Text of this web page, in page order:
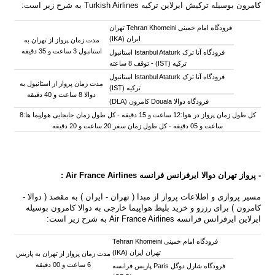
کامرون بوسیله ترکیش ایرلاین ترکیه Turkish Airlines به شرح زیر است:
فرودگاه امام خمینی Tehran Khomeini تهران
ایران (IKA)
مدت زمان پرواز از تهران به
استانبول 3 ساعت و 35 دقیقه
فرودگاه آتا ترک Istanbul Ataturk استانبول
ترکیه (IST) -
توقف 8 ساعته
فرودگاه آتا ترک Istanbul Ataturk استانبول
ترکیه (IST)
مدت زمان پرواز از استانبول به
دوالا 8 ساعت و 40 دقیقه
فرودگاه دوالا Douala کامرون (DLA)
کل طولزمان پرواز در هوا:12 ساعت و 15 دقیقه - کل طول
زمان جابجایی هواپیما ها:8
ساعت و 05 دقیقه - کل
طول زمان سفر:20 ساعت و 20 دقیقه
- پرواز تهران دوالا ایرفرانس فرانسه Air France Airlines
:
مسیر پروازی و اطلاعات پرواز از مبدا ( تهران - ایران ) به مقصد ( دوالا -
کامرون ) برای رزرو و خرید بلیط هواپیما خارجی به دوالا کامرون بوسیله
ایرلاین ایرفرانس فرانسه Air France Airlines به شرح زیر است:
فرودگاه امام خمینی Tehran Khomeini
تهران ایران (IKA)
مدت زمان پرواز از تهران به پاریس
6 ساعت و 00 دقیقه
فرودگاه شارل دوگل Paris پاریس فرانسه